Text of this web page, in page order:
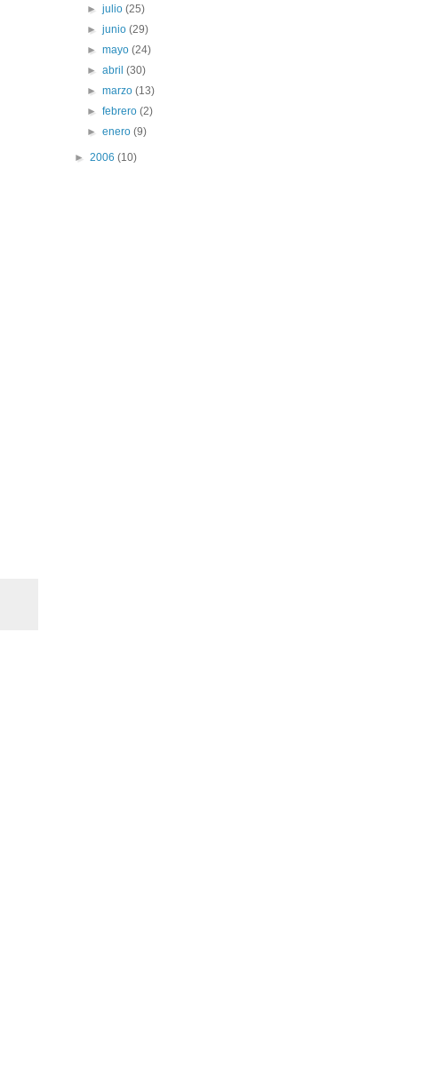
►julio(25)
►junio(29)
►mayo(24)
►abril(30)
►marzo(13)
►febrero(2)
►enero(9)
► 2006 (10)